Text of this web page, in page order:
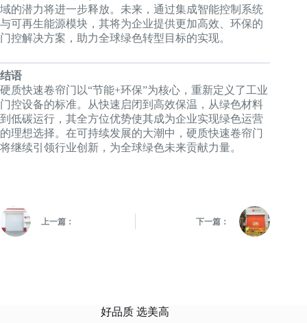
域的潜力将进一步释放。未来，通过集成智能控制系统
与可再生能源模块，其将为企业提供更加高效、环保的
门控解决方案，助力全球绿色转型目标的实现。
结语
硬质快速卷帘门以“节能+环保”为核心，重新定义了工业
门控设备的标准。从快速启闭到高效保温，从绿色材料
到低碳运行，其全方位优势使其成为企业实现绿色运营
的理想选择。在可持续发展的大潮中，硬质快速卷帘门
将继续引领行业创新，为全球绿色未来贡献力量。
上一篇： 下一篇：
好品质 选美高